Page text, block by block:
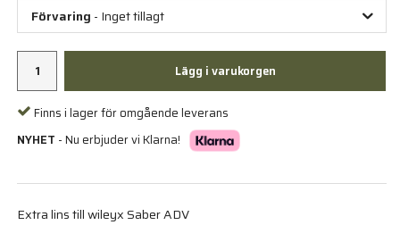
Förvaring - Inget tillagt
Lägg i varukorgen
Finns i lager för omgående leverans
NYHET - Nu erbjuder vi Klarna!
Extra lins till wileyx Saber ADV